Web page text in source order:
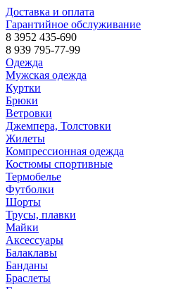
Доставка и оплата
Гарантийное обслуживание
8 3952 435-690
8 939 795-77-99
Одежда
Мужская одежда
Куртки
Брюки
Ветровки
Джемпера, Толстовки
Жилеты
Компрессионная одежда
Костюмы спортивные
Термобелье
Футболки
Шорты
Трусы, плавки
Майки
Аксессуары
Балаклавы
Банданы
Браслеты